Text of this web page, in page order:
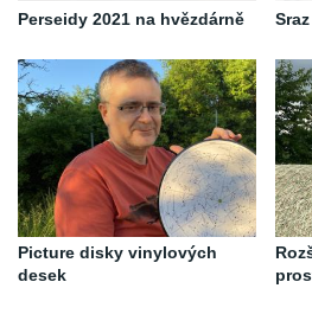
Perseidy 2021 na hvězdárně
Picture disky vinylových
desek